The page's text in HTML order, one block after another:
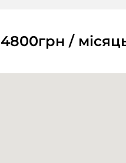
4800грн /